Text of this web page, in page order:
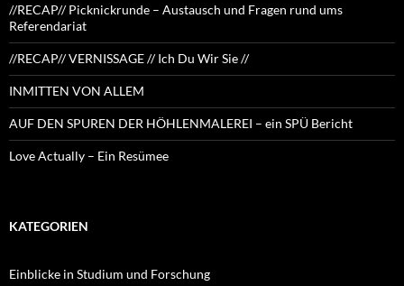
//RECAP// Picknickrunde – Austausch und Fragen rund ums
Referendariat
//RECAP// VERNISSAGE // Ich Du Wir Sie //
INMITTEN VON ALLEM
AUF DEN SPUREN DER HÖHLENMALEREI – ein SPÜ Bericht
Love Actually – Ein Resümee
KATEGORIEN
Einblicke in Studium und Forschung